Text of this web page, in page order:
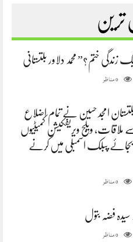
ترین
زندگی ختم؟” محمد دلاور بلتستانی
0مناظر
امجد حسین نے تمام اضلاع
ملاقات، ویلج ویریفکیشن کمیٹیوں
بجائے پبلک اسمبلی میں کرنے
0مناظر
فضہ بتول
0مناظر